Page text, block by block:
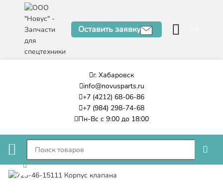
Оставить заявку
г. Хабаровск
info@novusparts.ru
+7 (4212) 68-06-86
+7 (984) 298-74-68
Пн-Вс с 9:00 до 18:00
Нажмите, чтобы увеличить